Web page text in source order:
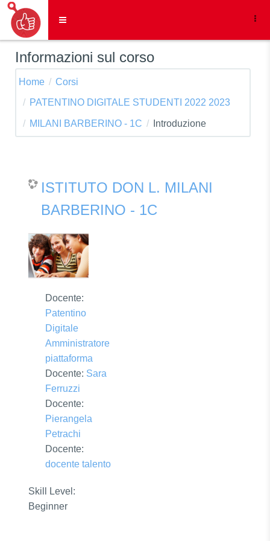
Pannello laterale
Vai al contenuto principale
Informazioni sul corso
Home Corsi
PATENTINO DIGITALE STUDENTI 2022 2023
MILANI BARBERINO - 1C Introduzione
ISTITUTO DON L. MILANI
BARBERINO - 1C
Docente:
Patentino
Digitale
Amministratore
piattaforma
Docente: Sara
Ferruzzi
Docente:
Pierangela
Petrachi
Docente:
docente talento
Skill Level :
Beginner